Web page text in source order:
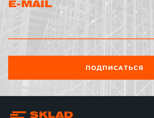
E-MAIL
ПОДПИСАТЬСЯ